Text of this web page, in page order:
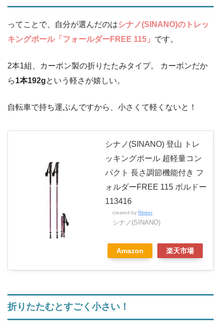
ってことで、自分が選んだのはシナノ(SINANO)のトレッ
キングポール「フォールダーFREE 115」 です。
2本1組、カーボン製の折りたたみタイプ。 カーボンだか
ら1本192gという軽さが嬉しい。
自転車で持ち運ぶんですから、小さくて軽くないと！
シナノ(SINANO) 登山 トレ
ッキングポール 超軽量コン
パクト 長さ調節機能付き フ
ォルダーFREE 115 ボルドー
113416
created by Rinker
シナノ(SINANO)
Amazon 楽天市場
折りたたむとすごく小さい！